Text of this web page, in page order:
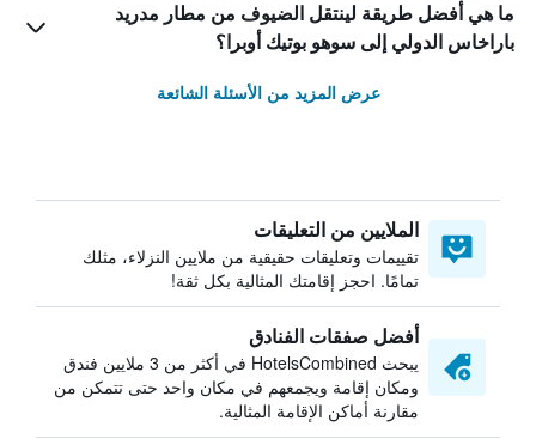
ما هي أفضل طريقة لينتقل الضيوف من مطار مدريد
باراخاس الدولي إلى سوهو بوتيك أوبرا؟
عرض المزيد من الأسئلة الشائعة
الملايين من التعليقات
تقييمات وتعليقات حقيقية من ملايين النزلاء، مثلك
تمامًا. احجز إقامتك المثالية بكل ثقة!
أفضل صفقات الفنادق
يبحث HotelsCombined في أكثر من 3 ملايين فندق
ومكان إقامة ويجمعهم في مكان واحد حتى تتمكن من
مقارنة أماكن الإقامة المثالية.